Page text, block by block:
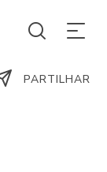
PARTILHAR